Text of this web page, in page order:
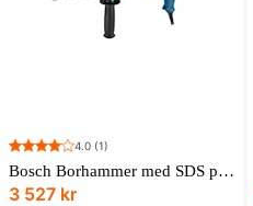
4.0 (1)
Bosch Borhammer med SDS plus GBH 2-26 F Professional i transportkoffert med ekstrahåndtak
3 527 kr